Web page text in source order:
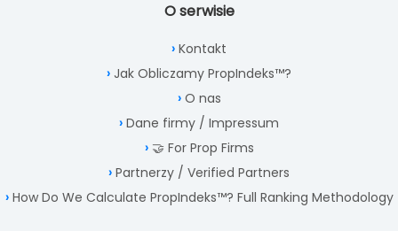
O serwisie
Kontakt
Jak Obliczamy PropIndeks™?
O nas
Dane firmy / Impressum
🤝 For Prop Firms
Partnerzy / Verified Partners
How Do We Calculate PropIndeks™? Full Ranking Methodology